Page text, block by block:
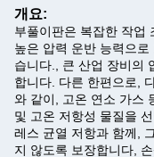
개요:
부풀이판은 복잡한 작업
높은 압력 운반 능력으
습니다., 큰 산업 장비의
합니다. 다른 한편으로,
와 같이, 고온 연소 가스
및 고온 저항성 물질을
레스 균열 저항과 함께,
지 않도록 보장합니다,